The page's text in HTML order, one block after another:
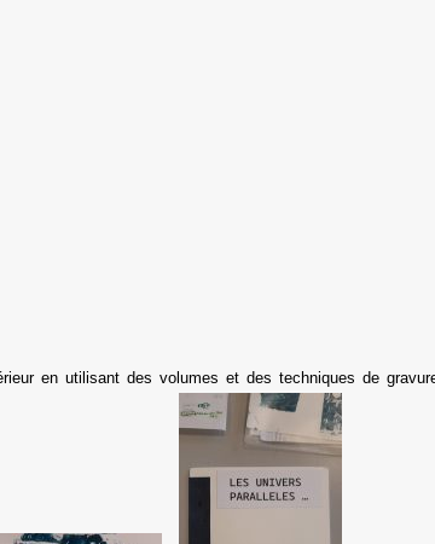
en utilisant des volumes et des techniques de